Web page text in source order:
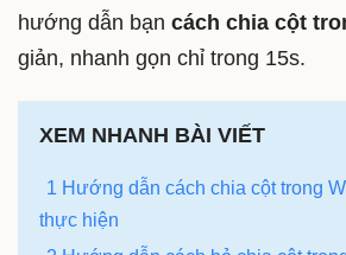
hướng dẫn bạn cách chia cột
giản, nhanh gọn chỉ trong 15s.
XEM NHANH BÀI VIẾT
1 Hướng dẫn cách chia cột trong
thực hiện